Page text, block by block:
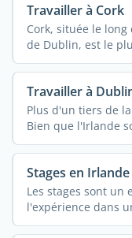
Travailler à Cork
Cork, située le
de Dublin, est le
Travailler à
Plus d'un tiers de
Bien que l'Irlande
Stages en Irlande
Les stages sont un
l'expérience dans